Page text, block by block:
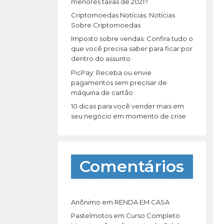
:
Criptomoedas Notícias: Notícias
Sobre Criptomoedas
Imposto sobre vendas: Confira tudo o
que você precisa saber para ficar por
dentro do assunto
PicPay: Receba ou envie
pagamentos sem precisar de
máquina de cartão
10 dicas para você vender mais em
seu negócio em momento de crise
Comentários
Anônimo em RENDA EM CASA
Pastelmotosem Curso Completo